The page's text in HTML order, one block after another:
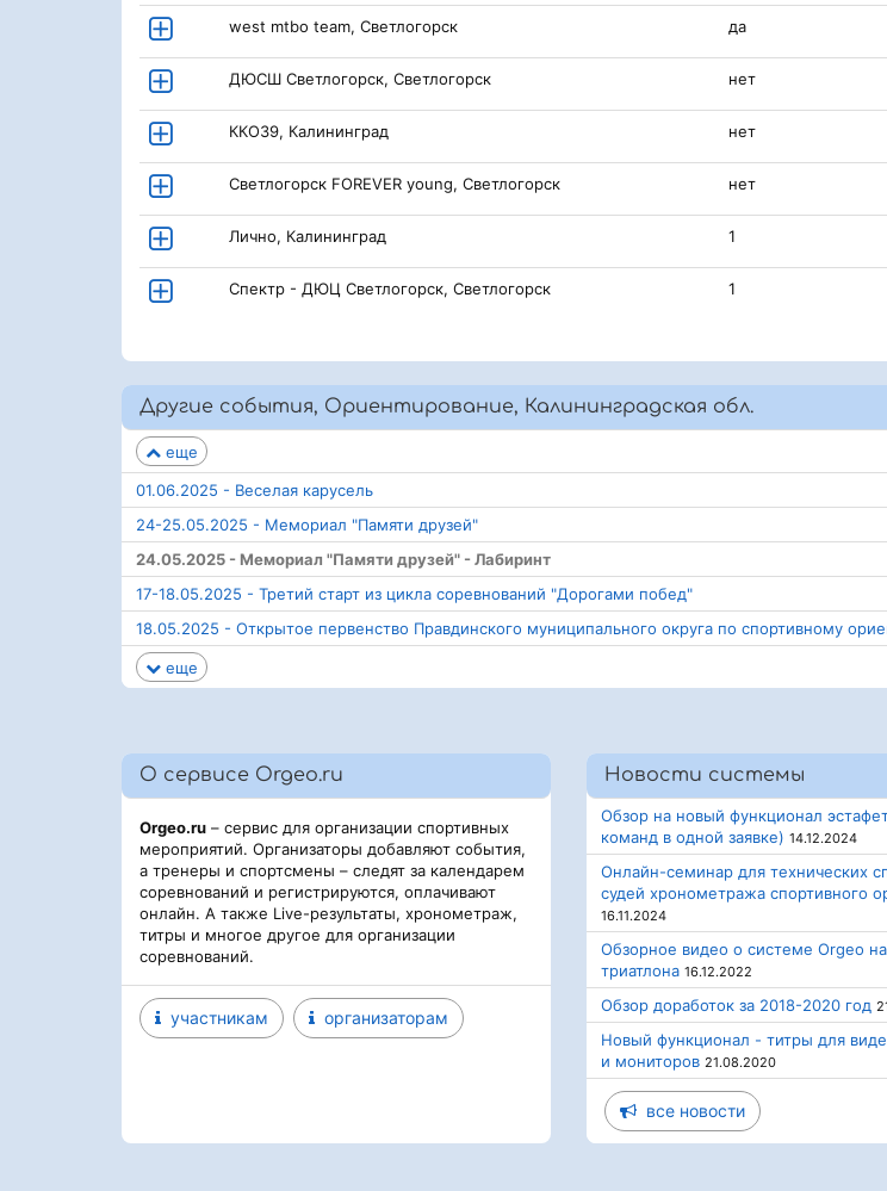
west mtbo team, Светлогорск да
ДЮСШ Светлогорск, Светлогорск нет
ККО39, Калининград нет
Светлогорск FOREVER young, Светлогорск нет
Лично, Калининград 1
Спектр - ДЮЦ Светлогорск, Светлогорск 1
Другие события, Ориентирование, Калининградская обл.
еще
01.06.2025 - Веселая карусель
24-25.05.2025 - Мемориал "Памяти друзей"
24.05.2025 - Мемориал "Памяти друзей" - Лабиринт
17-18.05.2025 - Третий старт из цикла соревнований "Дорогами побед"
18.05.2025 - Открытое первенство Правдинского муниципального округа по спортивному
еще
О сервисе Orgeo.ru
Orgeo.ru – сервис для организации спортивных
мероприятий. Организаторы добавляют события,
а тренеры и спортсмены – следят за календарем
соревнований и регистрируются, оплачивают
онлайн. А также Live-результаты, хронометраж,
титры и многое другое для организации
соревнований.
участникам организаторам
Новости системы
Обзор на новый функционал
команд в одной заявке) 14.12.2024
Онлайн-семинар для технических
судей хронометража спортивного
16.11.2024
Обзорное видео о системе Orgeo
триатлона 16.12.2022
Обзор доработок за 2018-2020 год
Новый функционал - титры для
и мониторов 21.08.2020
все новости